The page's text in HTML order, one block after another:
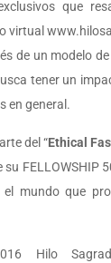
que
virtual
de un modelo
tener un
en general.
del “Ethical
su FELLOWSHIP
mundo que
Hilo